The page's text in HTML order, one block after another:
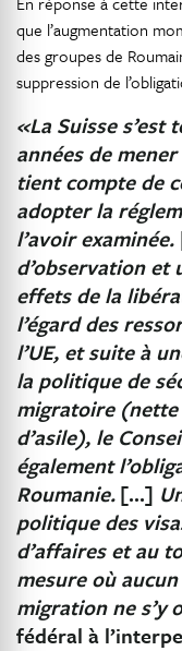
que l’augmentation
des groupes de
suppression de
«La Suisse
années de
tient compte de
adopter la
l’avoir examinée.
d’observation et
effets de la
l’égard des
l’UE, et suite à
la politique de
migratoire (nette
d’asile), le
également
Roumanie.[…]
politique des
d’affaires et au
mesure où
migration ne s’y
fédéral à